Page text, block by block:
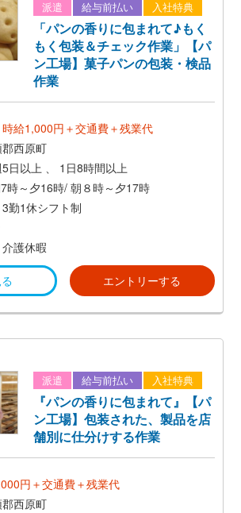
派遣 給与前払い 入社特典
「パンの香りに包まれて♪もく
もく包装＆チェック作業」【パ
ン工場】菓子パンの包装・検品
作業
給1,000円＋交通費＋残業代
西原町
日以上 、 1日8時間以上
時～夕16時/ 朝８時～夕17時
勤1休シフト制
護休暇
エントリーする
派遣 給与前払い 入社特典
『パンの香りに包まれて』【パ
ン工場】包装された、製品を店
舗別に仕分けする作業
円＋交通費＋残業代
西原町